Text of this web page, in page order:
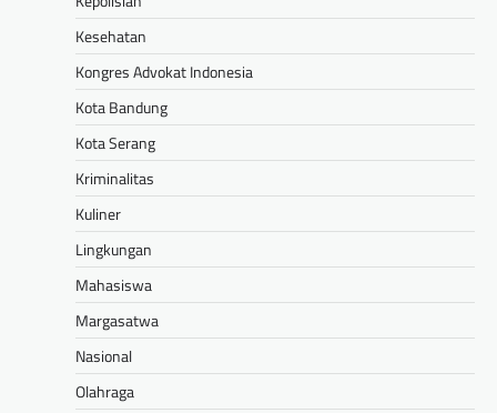
Kesehatan
Kongres Advokat Indonesia
Kota Bandung
Kota Serang
Kriminalitas
Kuliner
Lingkungan
Mahasiswa
Margasatwa
Nasional
Olahraga